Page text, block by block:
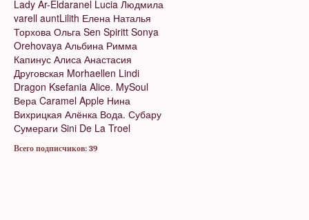
Lady Ar-Eldaranel Lucia Людмила
varell auntLilith Елена Наталья
Торхова Ольга Sen Spiritt Sonya
Orehovaya Альбина Римма
Капинус Алиса Анастасия
Друговская Morhaellen Lindi
Dragon Ksefania Alice. MySoul
Вера Caramel Apple Нина
Вихрицкая Алёнка Вода. Субару
Сумераги Sini De La Troel
Всего подписчиков: 39